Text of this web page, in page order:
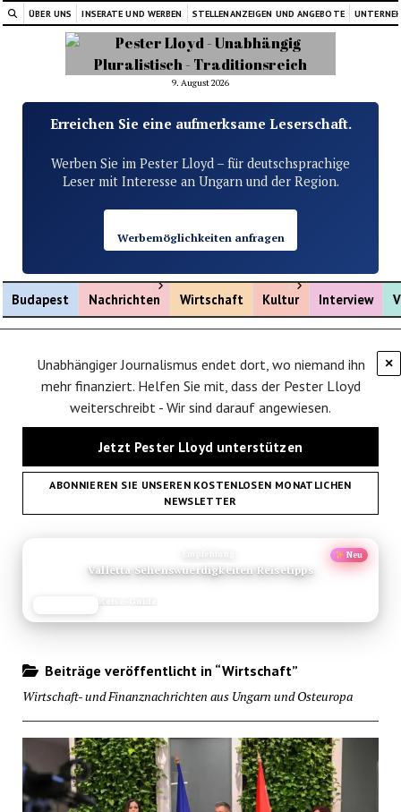
ÜBER UNS INSERATE UND WERBEN STELLENANZEIGEN UND ANGEBOTE
9. August 2026
Erreichen Sie eine aufmerksame Leserschaft.
Werben Sie im Pester Lloyd – für deutschsprachige
Leser mit Interesse an Ungarn und der Region.
Werbemöglichkeiten anfragen
Budapest Nachrichten
Menü öffnen
Wirtschaft Kultur
Menü öffnen
Interview
×
Unabhängiger Journalismus endet dort, wo niemand ihn
mehr finanziert. Helfen Sie mit, dass der Pester Lloyd
weiterschreibt - Wir sind darauf angewiesen.
Jetzt Pester Lloyd unterstützen
ABONNIEREN SIE UNSEREN KOSTENLOSEN MONATLICHEN
NEWSLETTER
Neu
Valletta Sehenswuerdigkeiten Reisetipps
Reise-Guide
Beiträge veröffentlicht in “Wirtschaft”
Wirtschaft- und Finanznachrichten aus Ungarn und Osteuropa